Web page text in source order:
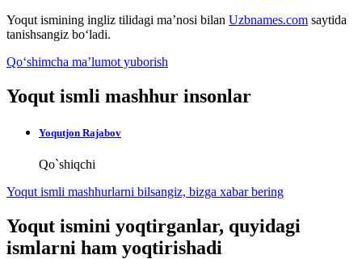
Yoqut ismining ingliz tilidagi ma’nosi bilan Uzbnames.com saytida
tanishsangiz bo‘ladi.
Qo‘shimcha ma’lumot yuborish
Yoqut ismli mashhur insonlar
Yoqutjon Rajabov
Qo`shiqchi
Yoqut ismli mashhurlarni bilsangiz, bizga xabar bering
Yoqut ismini yoqtirganlar, quyidagi
ismlarni ham yoqtirishadi